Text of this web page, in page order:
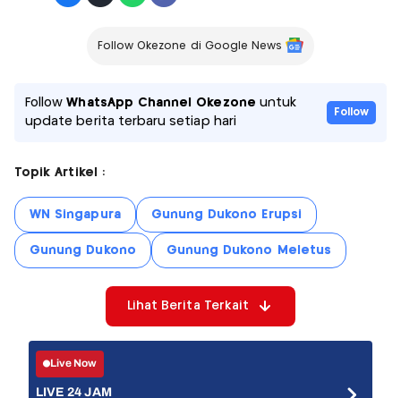
Follow Okezone di Google News
FollowWhatsApp Channel Okezone untuk
update berita terbaru setiap hari
Follow
Topik Artikel :
WN Singapura Gunung Dukono Erupsi
Gunung Dukono Gunung Dukono Meletus
Lihat Berita Terkait
Live Now
LIVE 24 JAM